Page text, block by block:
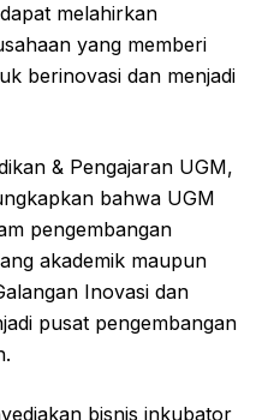
melahirkan
yang memberi
berinovasi dan menjadi
& Pengajaran UGM,
bahwa UGM
pengembangan
akademik maupun
Inovasi dan
pusat pengembangan
bisnis inkubator